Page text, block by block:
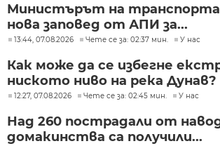
Министърът на транспорта
нова заповед от АПИ за...
13:44, 07.08.2026 Чете се за: 02:37 мин. У нас
Как може да се избегне
ниското ниво на река Дунав?
12:27, 07.08.2026 Чете се за: 02:45 мин. У нас
Над 260 пострадали от
домакинства са получили...